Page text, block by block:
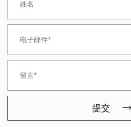
提交